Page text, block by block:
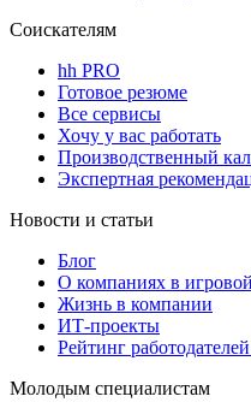
Соискателям
hh PRO
Готовое резюме
Все сервисы
Хочу у вас работать
Производственный
Экспертная
Новости и статьи
Блог
О компаниях в
Жизнь в компании
ИТ-проекты
Рейтинг
Молодым специалистам